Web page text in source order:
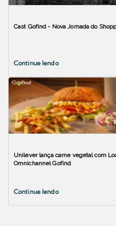
Cast Gofind - Nova Jornada do
Continue lendo
Unilever lança carne vegetal com
Omnichannel Gofind
Continue lendo